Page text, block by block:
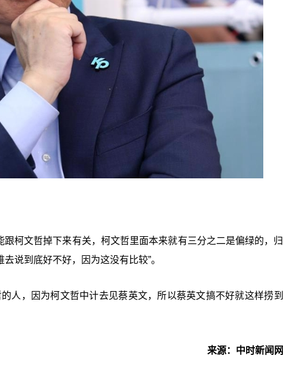
柯文哲掉下来有关，柯文哲里面本来就有三分之二是偏绿的，归
说到底好不好，因为这没有比较”。
人，因为柯文哲中计去见蔡英文，所以蔡英文搞不好就这样捞到
来源：中时新闻网